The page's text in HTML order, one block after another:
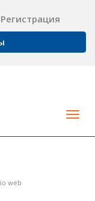
Регистрация
web